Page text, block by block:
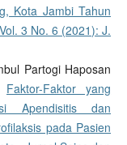
Kota Jambi Tahun
3 No. 6 (2021): J.
Partogi Haposan
Faktor-Faktor yang
Apendisitis dan
pada Pasien